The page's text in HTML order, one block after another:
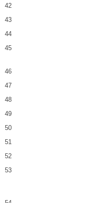
42
43
44
45
46
47
48
49
50
51
52
53